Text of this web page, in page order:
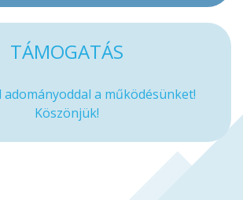
TÁMOGATÁS
adományoddal a működésünket!
Köszönjük!